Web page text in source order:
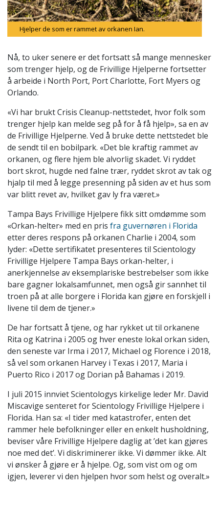
Hjelper de som er rammet av orkanen Ian.
Nå, to uker senere er det fortsatt så mange mennesker
som trenger hjelp, og de Frivillige Hjelperne fortsetter
å arbeide i North Port, Port Charlotte, Fort Myers og
Orlando.
«Vi har brukt Crisis Cleanup-nettstedet, hvor folk som
trenger hjelp kan melde seg på for å få hjelp», sa en av
de Frivillige Hjelperne. Ved å bruke dette nettstedet ble
de sendt til en bobilpark. «Det ble kraftig rammet av
orkanen, og flere hjem ble alvorlig skadet. Vi ryddet
bort skrot, hugde ned falne trær, ryddet skrot av tak og
hjalp til med å legge presenning på siden av et hus som
var blitt revet av, hvilket gav ly fra været.»
Tampa Bays Frivillige Hjelpere fikk sitt omdømme som
«Orkan-helter» med en pris fra guvernøren i Florida
etter deres respons på orkanen Charlie i 2004, som
lyder: «Dette sertifikatet presenteres til Scientology
Frivillige Hjelpere Tampa Bays orkan-helter, i
anerkjennelse av eksemplariske bestrebelser som ikke
bare gagner lokalsamfunnet, men også gir sannhet til
troen på at alle borgere i Florida kan gjøre en forskjell i
livene til dem de tjener.»
De har fortsatt å tjene, og har rykket ut til orkanene
Rita og Katrina i 2005 og hver eneste lokal orkan siden,
den seneste var Irma i 2017, Michael og Florence i 2018,
så vel som orkanen Harvey i Texas i 2017, Maria i
Puerto Rico i 2017 og Dorian på Bahamas i 2019.
I juli 2015 innviet Scientologys kirkelige leder Mr. David
Miscavige senteret for Scientology Frivillige Hjelpere i
Florida. Han sa: «I tider med katastrofer, enten det
rammer hele befolkninger eller en enkelt husholdning,
beviser våre Frivillige Hjelpere daglig at ’det kan gjøres
noe med det’. Vi diskriminerer ikke. Vi dømmer ikke. Alt
vi ønsker å gjøre er å hjelpe. Og, som vist om og om
igjen, leverer vi den hjelpen hvor som helst og overalt.»